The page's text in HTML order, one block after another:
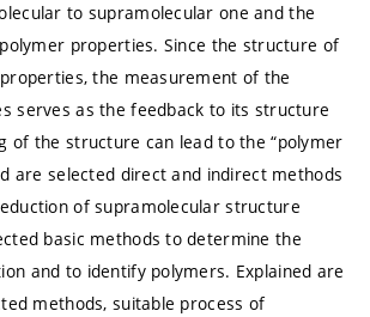
to supramolecular one and the
properties. Since the structure of
the measurement of the
serves as the feedback to its structure
of the structure can lead to the “polymer
are selected direct and indirect methods
of supramolecular structure
basic methods to determine the
and to identify polymers. Explained are
methods, suitable process of